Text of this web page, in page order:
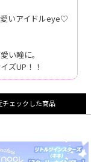
いアイドルeye♡
い瞳に。
ズUP！！
チェックした商品